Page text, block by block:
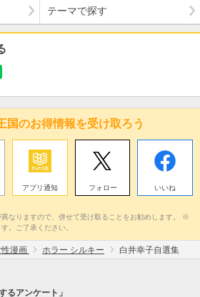
テーマで探す
国のお得情報を受け取ろう
アプリ通知 フォロー いいね
なりますので、併せて受け取ることをお勧めします。 ※
。ご了承ください。
漫画 ホラー シルキー 白井幸子自選集
るアンケート」